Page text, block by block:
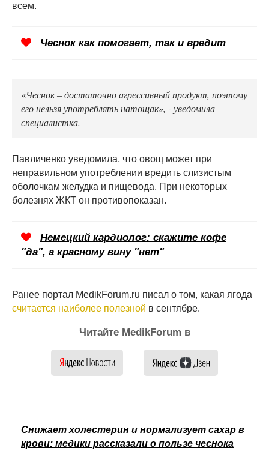
всем.
Чеснок как помогает, так и вредит
«Чеснок – достаточно агрессивный продукт, поэтому
его нельзя употреблять натощак», - уведомила
специалистка.
Павличенко уведомила, что овощ может при
неправильном употреблении вредить слизистым
оболочкам желудка и пищевода. При некоторых
болезнях ЖКТ он противопоказан.
Немецкий кардиолог: скажите кофе
"да", а красному вину "нет"
Ранее портал MedikForum.ru писал о том, какая ягода
считается наиболее полезной в сентябре.
Читайте MedikForum в
Снижает холестерин и нормализует сахар в
крови: медики рассказали о пользе чеснока